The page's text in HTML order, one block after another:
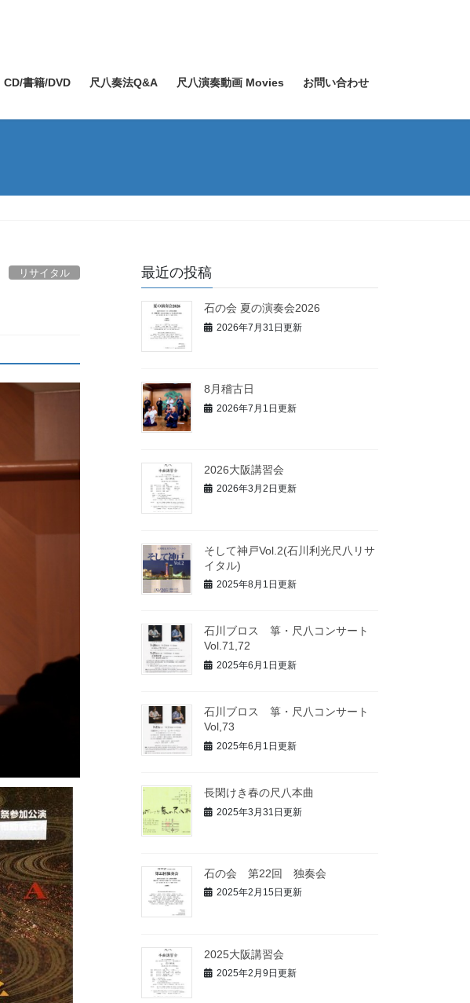
CD/書籍/DVD 尺八奏法Q&A 尺八演奏動画 Movies お問い合わせ
リサイタル 最近の投稿
石の会 夏の演奏会2026
2026年7月31日更新
8月稽古日
2026年7月1日更新
2026大阪講習会
2026年3月2日更新
そして神戸Vol.2(石川利光尺八リサ
イタル)
2025年8月1日更新
石川ブロス 箏・尺八コンサート
Vol.71,72
2025年6月1日更新
石川ブロス 箏・尺八コンサート
Vol,73
2025年6月1日更新
長閑けき春の尺八本曲
2025年3月31日更新
石の会 第22回 独奏会
2025年2月15日更新
2025大阪講習会
2025年2月9日更新